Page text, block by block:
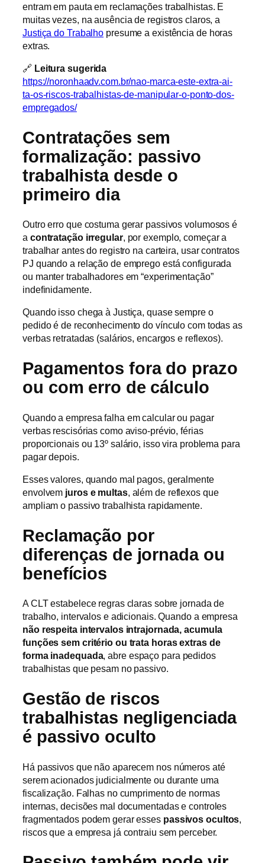
entram em pauta em reclamações trabalhistas. E
muitas vezes, na ausência de registros claros, a
Justiça do Trabalho presume a existência de horas
extras.
🔗 Leitura sugerida
https://noronhaadv.com.br/nao-marca-este-extra-ai-
ta-os-riscos-trabalhistas-de-manipular-o-ponto-dos-
empregados/
Contratações sem
formalização: passivo
trabalhista desde o
primeiro dia
Outro erro que costuma gerar passivos volumosos é
a contratação irregular, por exemplo, começar a
trabalhar antes do registro na carteira, usar contratos
PJ quando a relação de emprego está configurada
ou manter trabalhadores em “experimentação”
indefinidamente.
Quando isso chega à Justiça, quase sempre o
pedido é de reconhecimento do vínculo com todas as
verbas retratadas (salários, encargos e reflexos).
Pagamentos fora do prazo
ou com erro de cálculo
Quando a empresa falha em calcular ou pagar
verbas rescisórias como aviso-prévio, férias
proporcionais ou 13º salário, isso vira problema para
pagar depois.
Esses valores, quando mal pagos, geralmente
envolvem juros e multas, além de reflexos que
ampliam o passivo trabalhista rapidamente.
Reclamação por
diferenças de jornada ou
benefícios
A CLT estabelece regras claras sobre jornada de
trabalho, intervalos e adicionais. Quando a empresa
não respeita intervalos intrajornada, acumula
funções sem critério ou trata horas extras de
forma inadequada, abre espaço para pedidos
trabalhistas que pesam no passivo.
Gestão de riscos
trabalhistas negligenciada
é passivo oculto
Há passivos que não aparecem nos números até
serem acionados judicialmente ou durante uma
fiscalização. Falhas no cumprimento de normas
internas, decisões mal documentadas e controles
fragmentados podem gerar esses passivos ocultos
riscos que a empresa já contraiu sem perceber.